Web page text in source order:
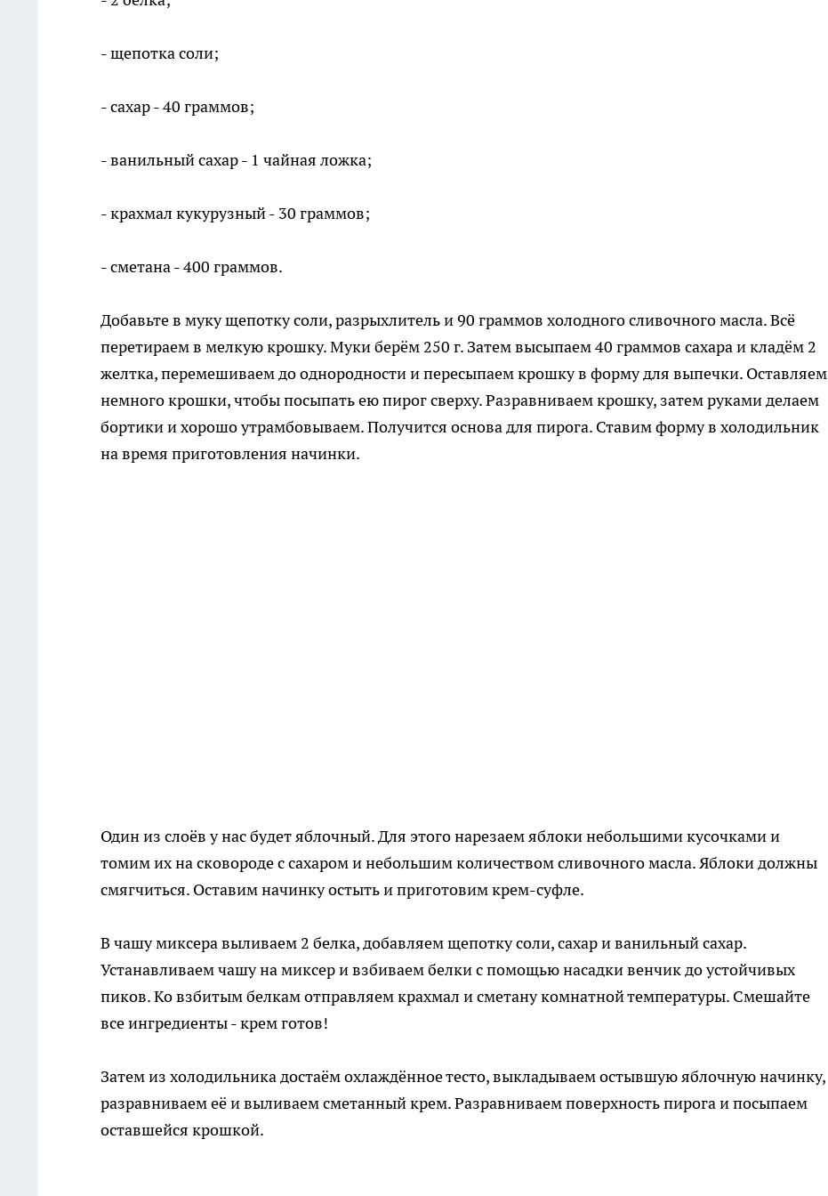
- щепотка соли;
- сахар - 40 граммов;
- ванильный сахар - 1 чайная ложка;
- крахмал кукурузный - 30 граммов;
- сметана - 400 граммов.
Добавьте в муку щепотку соли, разрыхлитель и 90 граммов холодного сливочного масла. Всё
перетираем в мелкую крошку. Муки берём 250 г. Затем высыпаем 40 граммов сахара и кладём 2
желтка, перемешиваем до однородности и пересыпаем крошку в форму для выпечки. Оставляем
немного крошки, чтобы посыпать ею пирог сверху. Разравниваем крошку, затем руками делаем
бортики и хорошо утрамбовываем. Получится основа для пирога. Ставим форму в холодильник
на время приготовления начинки.
Один из слоёв у нас будет яблочный. Для этого нарезаем яблоки небольшими кусочками и
томим их на сковороде с сахаром и небольшим количеством сливочного масла. Яблоки должны
смягчиться. Оставим начинку остыть и приготовим крем-суфле.
В чашу миксера выливаем 2 белка, добавляем щепотку соли, сахар и ванильный сахар.
Устанавливаем чашу на миксер и взбиваем белки с помощью насадки венчик до устойчивых
пиков. Ко взбитым белкам отправляем крахмал и сметану комнатной температуры. Смешайте
все ингредиенты - крем готов!
Затем из холодильника достаём охлаждённое тесто, выкладываем остывшую яблочную начинку,
разравниваем её и выливаем сметанный крем. Разравниваем поверхность пирога и посыпаем
оставшейся крошкой.